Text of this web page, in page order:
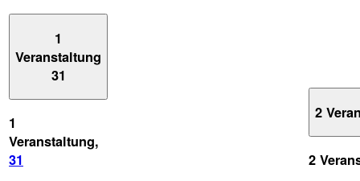
1
Veranstaltung
31
1
Veranstaltung,
31
2
2